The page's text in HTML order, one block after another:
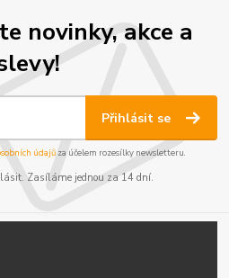
novinky, akce a
Přihlásit se
údajůza účelem rozesílky newsletteru.
Zasíláme jednou za 14 dní.